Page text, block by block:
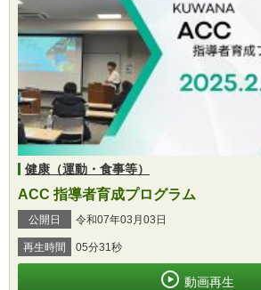
健康（運動・食事等）
ACC 指導者育成プログラム
公開日 令和07年03月03日
再生時間 05分31秒
動画再生